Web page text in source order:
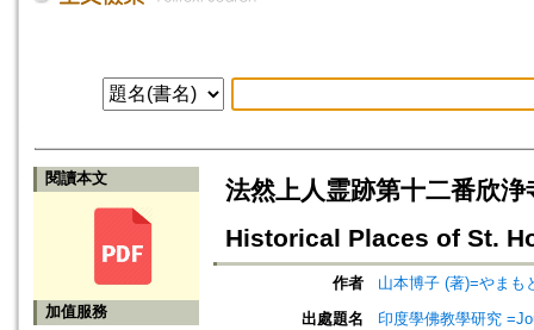
閱讀本文
加值服務
法然上人霊跡第十二番欣
Historical Places of St.
作者
山本博子 (著)=やまも
出處題名
印度學佛教學研究